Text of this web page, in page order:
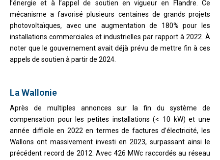
l’énergie et à l’appel de soutien en vigueur en Flandre. Ce
mécanisme a favorisé plusieurs centaines de grands projets
photovoltaïques, avec une augmentation de 180% pour les
installations commerciales et industrielles par rapport à 2022. À
noter que le gouvernement avait déjà prévu de mettre fin à ces
appels de soutien à partir de 2024.
La Wallonie
Après de multiples annonces sur la fin du système de
compensation pour les petites installations (< 10 kW) et une
année difficile en 2022 en termes de factures d’électricité, les
Wallons ont massivement investi en 2023, surpassant ainsi le
précédent record de 2012. Avec 426 MWc raccordés au réseau